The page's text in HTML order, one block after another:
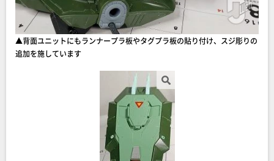
▲背面ユニットにもランナープラ板やタグプラ板の貼り付け、スジ彫りの
追加を施しています